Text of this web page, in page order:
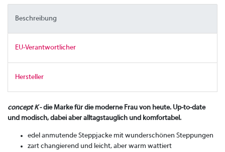
Beschreibung
EU-Verantwortlicher
Hersteller
concept K- die Marke für die moderne Frau von heute. Up-to-date
und modisch, dabei aber alltagstauglich und komfortabel.
edel anmutende Steppjacke mit wunderschönen Steppungen
zart changierend und leicht, aber warm wattiert